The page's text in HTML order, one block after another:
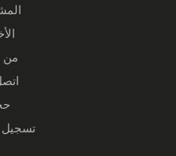
من
تسجيل